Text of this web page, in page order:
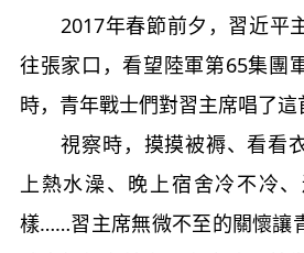
2017年春節前夕，習近平
往張家口，看望陸軍第65集團
時，青年戰士們對習主席唱了這
視察時，摸摸被褥、看看
上熱水澡、晚上宿舍冷不冷
樣……習主席無微不至的關懷讓